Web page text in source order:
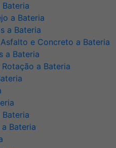
a Bateria
a Bateria
e Concreto a Bateria
a Bateria
a Bateria
Bateria